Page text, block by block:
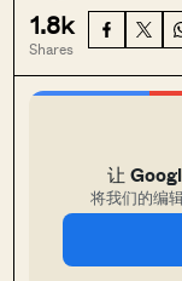
1.8k
Shares
让
将我们的编